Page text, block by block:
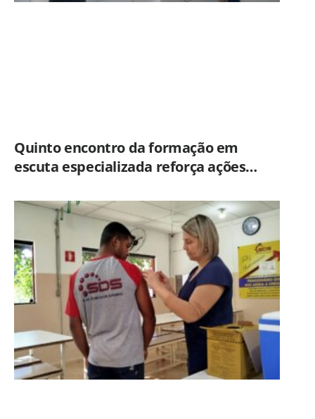
Quinto encontro da formação em
escuta especializada reforça ações
adolescentes em Americana